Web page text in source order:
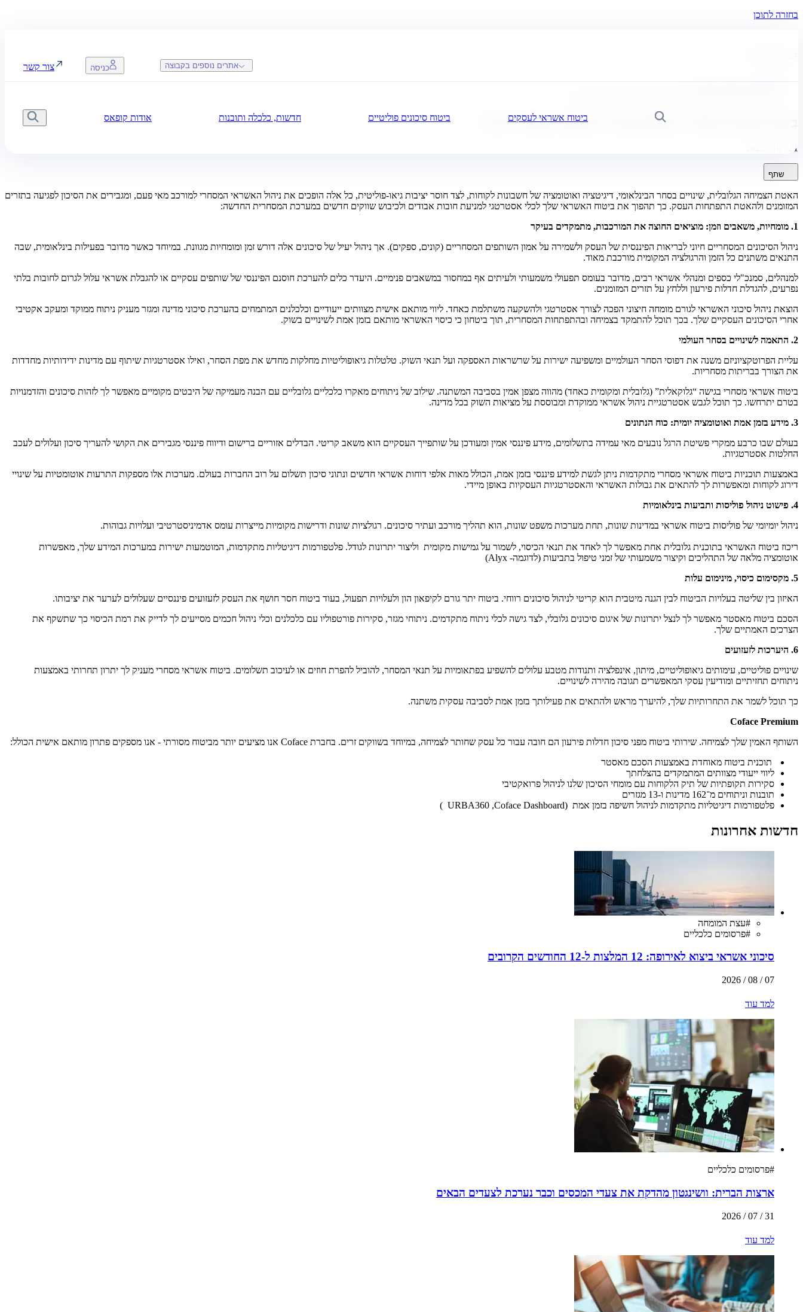
בחזרה לתוכן
ביטוח אשראי לעסקים ביטוח סיכונים פוליטיים חדשות, כלכלה ותובנות אודות קופאס
אתרים נוספים בקבוצה כניסה צור קשר
21 / 10 / 2025
שתף
האטת הצמיחה הגלובלית, שינויים בסחר הבינלאומי, דיגיטציה ואוטומציה של חשבונות לקוחות, לצד חוסר יציבות גיאו-פוליטית, כל אלה הופכים את ניהול האשראי המסחרי למורכב מאי פעם, ומגבירים את הסיכון לפגיעה בתזרים
המזומנים ולהאטת התפתחות העסק. כך תהפוך את ביטוח האשראי שלך לכלי אסטרטגי למניעת חובות אבודים ולכיבוש שווקים חדשים במערכת המסחרית החדשה:
1. מומחיות, משאבים וזמן: מוציאים החוצה את המורכבות, מתמקדים בעיקר
ניהול הסיכונים המסחריים חיוני לבריאות הפיננסית של העסק ולשמירה על אמון השותפים המסחריים (קונים, ספקים). אך ניהול יעיל של סיכונים אלה דורש זמן ומומחיות מגוונת. במיוחד כאשר מדובר בפעילות בינלאומית, שבה
התנאים משתנים כל הזמן והרגולציה המקומית מורכבת מאוד.
למנהלים, סמנכ"לי כספים ומנהלי אשראי רבים, מדובר בעומס תפעולי משמעותי ולעיתים אף במחסור במשאבים פנימיים. היעדר כלים להערכת חוסנם הפיננסי של שותפים עסקיים או להגבלת אשראי עלול לגרום לחובות בלתי
נפרעים, להגדלת חדלות פירעון וללחץ על תזרים המזומנים.
הוצאת ניהול סיכוני האשראי לגורם מומחה חיצוני הפכה לצורך אסטרטגי ולהשקעה משתלמת כאחד. ליווי מותאם אישית מצוותים ייעודיים וכלכלנים המתמחים בהערכת סיכוני מדינה ומגזר מעניק ניתוח ממוקד ומעקב אקטיבי
אחרי הסיכונים העסקיים שלך. בכך תוכל להתמקד בצמיחה ובהתפתחות המסחרית, תוך ביטחון כי כיסוי האשראי מותאם בזמן אמת לשינויים בשוק.
2. התאמה לשינויים בסחר העולמי
עליית הפרוטקציוניזם משנה את דפוסי הסחר העולמיים ומשפיעה ישירות על שרשראות האספקה ועל תנאי השוק. טלטלות גיאופוליטיות מחלקות מחדש את מפת הסחר, ואילו אסטרטגיות שיתוף עם מדינות ידידותיות מחדדות
את הצורך בבריתות מסחריות.
ביטוח אשראי מסחרי בגישה “גלוקאלית” (גלובלית ומקומית כאחד) מהווה מצפן אמין בסביבה המשתנה. שילוב של ניתוחים מאקרו כלכליים גלובליים עם הבנה מעמיקה של היבטים מקומיים מאפשר לך לזהות סיכונים והזדמנויות
בטרם יתרחשו. כך תוכל לגבש אסטרטגיית ניהול אשראי ממוקדת ומבוססת על מציאות השוק בכל מדינה.
3. מידע בזמן אמת ואוטומציה יומית: כוח הנתונים
בעולם שבו כרבע ממקרי פשיטת הרגל נובעים מאי עמידה בתשלומים, מידע פיננסי אמין ומעודכן על שותפייך העסקיים הוא משאב קריטי. הבדלים אזוריים ברישום ודיווח פיננסי מגבירים את הקושי להעריך סיכון ועלולים לעכב
החלטות אסטרטגיות.
באמצעות תוכניות ביטוח אשראי מסחרי מתקדמות ניתן לגשת למידע פיננסי בזמן אמת, הכולל מאות אלפי דוחות אשראי חדשים ונתוני סיכון תשלום על רוב החברות בעולם. מערכות אלו מספקות התרעות אוטומטיות על שינויי
דירוג לקוחות ומאפשרות לך להתאים את גבולות האשראי והאסטרטגיות העסקיות באופן מיידי.
4. פישוט ניהול פוליסות ותביעות בינלאומיות
ניהול יומיומי של פוליסות ביטוח אשראי במדינות שונות, תחת מערכות משפט שונות, הוא תהליך מורכב ועתיר סיכונים. רגולציות שונות ודרישות מקומיות מייצרות עומס אדמיניסטרטיבי ועלויות גבוהות.
ריכוז ביטוח האשראי בתוכנית גלובלית אחת מאפשר לך לאחד את תנאי הכיסוי, לשמור על גמישות מקומית וליצור יתרונות לגודל. פלטפורמות דיגיטליות מתקדמות, המוטמעות ישירות במערכות המידע שלך, מאפשרות
אוטומציה מלאה של התהליכים וקיצור משמעותי של זמני טיפול בתביעות (לדוגמה- Alyx)
5. מקסימום כיסוי, מינימום עלות
האיזון בין שליטה בעלויות הביטוח לבין הגנה מיטבית הוא קריטי לניהול סיכונים רווחי. ביטוח יתר גורם לקיפאון הון ולעלויות תפעול, בעוד ביטוח חסר חושף את העסק לזעזועים פיננסיים שעלולים לערער את יציבותו.
הסכם ביטוח מאסטר מאפשר לך לנצל יתרונות של איגום סיכונים גלובלי, לצד גישה לכלי ניתוח מתקדמים. ניתוחי מגזר, סקירות פורטפוליו עם כלכלנים וכלי ניהול חכמים מסייעים לך לדייק את רמת הכיסוי כך שתשקף את
הצרכים האמתיים שלך.
6. היערכות לזעזועים
שינויים פוליטיים, עימותים גיאופוליטיים, מיתון, אינפלציה ותנודות מטבע עלולים להשפיע בפתאומיות על תנאי המסחר, להוביל להפרת חוזים או לעיכוב תשלומים. ביטוח אשראי מסחרי מעניק לך יתרון תחרותי באמצעות
ניתוחים תחזיתיים ומודיעין עסקי המאפשרים תגובה מהירה לשינויים.
כך תוכל לשמר את התחרותיות שלך, להיערך מראש ולהתאים את פעילותך בזמן אמת לסביבה עסקית משתנה.
Coface Premium
השותף האמין שלך לצמיחה. שירותי ביטוח מפני סיכון חדלות פירעון הם חובה עבור כל עסק שחותר לצמיחה, במיוחד בשווקים זרים. בחברת Coface אנו מציעים יותר מביטוח מסורתי - אנו מספקים פתרון מותאם אישית הכולל:
תוכנית ביטוח מאוחדת באמצעות הסכם מאסטר
ליווי ייעודי מצוותים המתמקדים בהצלחתך
סקירות תקופתיות של תיק הלקוחות עם מומחי הסיכון שלנו לניהול פרואקטיבי
תובנות וניתוחים מ־162 מדינות ו-13 מגזרים
פלטפורמות דיגיטליות מתקדמות לניהול חשיפה בזמן אמת (URBA360 ,Coface Dashboard )
חדשות אחרונות
#עצת המומחה
#פרסומים כלכליים
סיכוני אשראי ביצוא לאירופה: 12 המלצות ל-12 החודשים הקרובים
07 / 08 / 2026
למד עוד
#פרסומים כלכליים
ארצות הברית: וושינגטון מהדקת את צעדי המכסים וכבר נערכת לצעדים הבאים
31 / 07 / 2026
למד עוד